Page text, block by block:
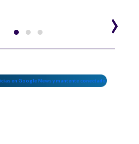
›
en Google News y mantente conectado